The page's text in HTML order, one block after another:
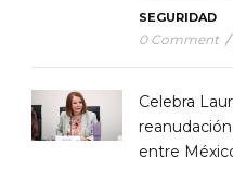
SEGURIDAD
0 Comment /
Celebra
entre